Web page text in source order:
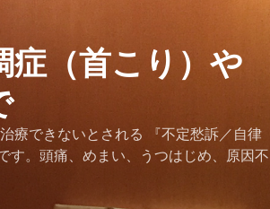
（首こり）や
療できないとされる 『不定愁訴／自律
す。頭痛、めまい、うつはじめ、原因不